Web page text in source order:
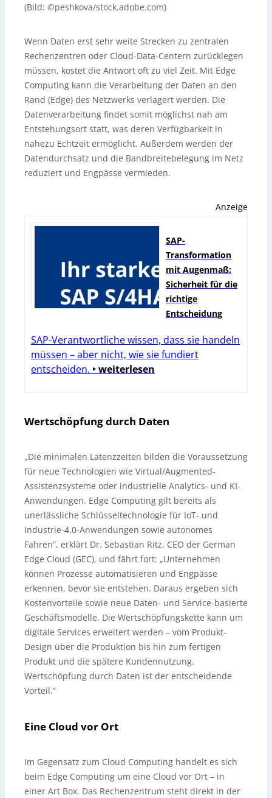
(Bild: ©peshkova/stock.adobe.com)
Wenn Daten erst sehr weite Strecken zu zentralen
Rechenzentren oder Cloud-Data-Centern zurücklegen
müssen, kostet die Antwort oft zu viel Zeit. Mit Edge
Computing kann die Verarbeitung der Daten an den
Rand (Edge) des Netzwerks verlagert werden. Die
Datenverarbeitung findet somit möglichst nah am
Entstehungsort statt, was deren Verfügbarkeit in
nahezu Echtzeit ermöglicht. Außerdem werden der
Datendurchsatz und die Bandbreitebelegung im Netz
reduziert und Engpässe vermieden.
Anzeige
SAP-
Transformation
mit Augenmaß:
Sicherheit für die
richtige
Entscheidung
SAP-Verantwortliche wissen, dass sie handeln
müssen – aber nicht, wie sie fundiert
entscheiden. ‣ weiterlesen
Wertschöpfung durch Daten
„Die minimalen Latenzzeiten bilden die Voraussetzung
für neue Technologien wie Virtual/Augmented-
Assistenzsysteme oder industrielle Analytics- und KI-
Anwendungen. Edge Computing gilt bereits als
unerlässliche Schlüsseltechnologie für IoT- und
Industrie-4.0-Anwendungen sowie autonomes
Fahren“, erklärt Dr. Sebastian Ritz, CEO der German
Edge Cloud (GEC), und fährt fort: „Unternehmen
können Prozesse automatisieren und Engpässe
erkennen, bevor sie entstehen. Daraus ergeben sich
Kostenvorteile sowie neue Daten- und Service-basierte
Geschäftsmodelle. Die Wertschöpfungskette kann um
digitale Services erweitert werden – vom Produkt-
Design über die Produktion bis hin zum fertigen
Produkt und die spätere Kundennutzung.
Wertschöpfung durch Daten ist der entscheidende
Vorteil.“
Eine Cloud vor Ort
Im Gegensatz zum Cloud Computing handelt es sich
beim Edge Computing um eine Cloud vor Ort – in
einer Art Box. Das Rechenzentrum steht direkt in der